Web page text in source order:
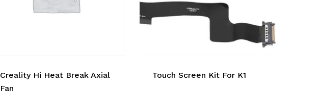
Creality Hi Heat Break Axial
Fan
Touch Screen Kit For K1